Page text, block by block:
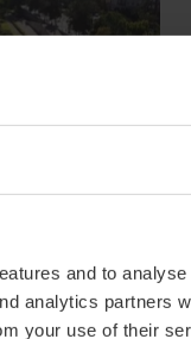
and to
analytics partners
your use of their